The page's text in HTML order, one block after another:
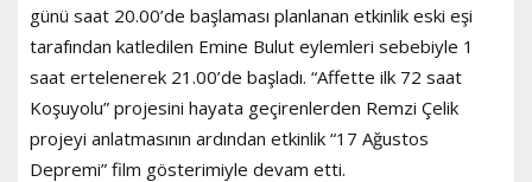
günü saat 20.00’de başlaması planlanan etkinlik eski eşi
tarafından katledilen Emine Bulut eylemleri sebebiyle 1
saat ertelenerek 21.00’de başladı. “Affette ilk 72 saat
Koşuyolu” projesini hayata geçirenlerden Remzi Çelik
projeyi anlatmasının ardından etkinlik “17 Ağustos
Depremi” film gösterimiyle devam etti.